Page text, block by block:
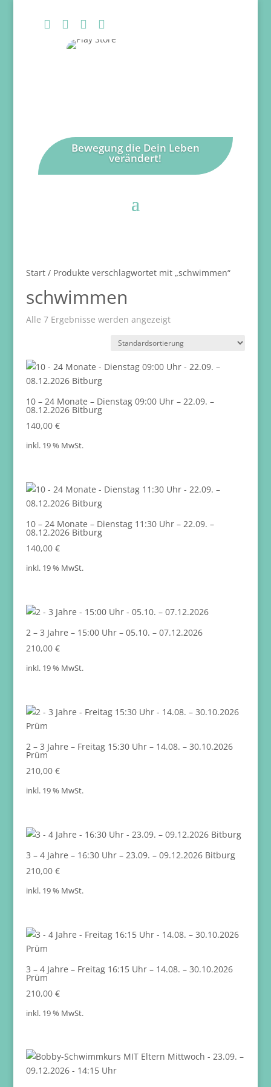
   
Bewegung die Dein Leben
verändert!
Start/ Produkte verschlagwortet mit „schwimmen“
schwimmen
Alle 7 Ergebnisse werden angezeigt
10 – 24 Monate – Dienstag 09:00 Uhr – 22.09. –
08.12.2026 Bitburg
140,00 €
inkl. 19 % MwSt.
10 – 24 Monate – Dienstag 11:30 Uhr – 22.09. –
08.12.2026 Bitburg
140,00 €
inkl. 19 % MwSt.
2 – 3 Jahre – 15:00 Uhr – 05.10. – 07.12.2026
210,00 €
inkl. 19 % MwSt.
2 – 3 Jahre – Freitag 15:30 Uhr – 14.08. – 30.10.2026
Prüm
210,00 €
inkl. 19 % MwSt.
3 – 4 Jahre – 16:30 Uhr – 23.09. – 09.12.2026 Bitburg
210,00 €
inkl. 19 % MwSt.
3 – 4 Jahre – Freitag 16:15 Uhr – 14.08. – 30.10.2026
Prüm
210,00 €
inkl. 19 % MwSt.